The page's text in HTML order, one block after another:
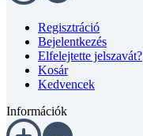
Regisztráció
Bejelentkezés
Elfelejtette jelszavát?
Kosár
Kedvencek
Információk